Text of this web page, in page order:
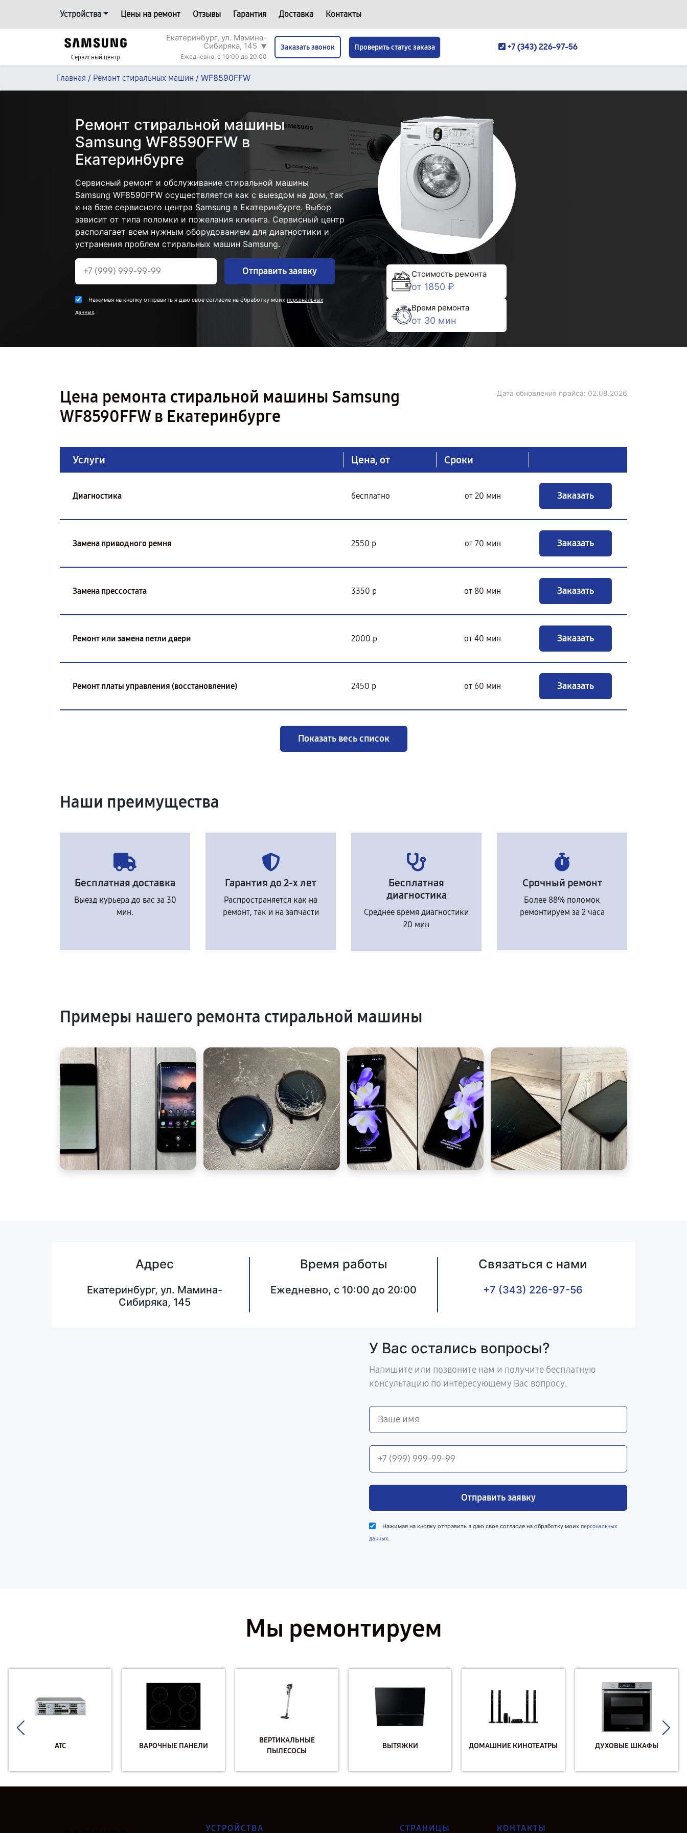
Устройства Цены на ремонт Отзывы Гарантия Доставка Контакты
Сервисный центр
Екатеринбург, ул. Мамина-
Сибиряка, 145 ▼
Ежедневно, с 10:00 до 20:00
Заказать звонок Проверить статус заказа +7 (343) 226-97-56
Главная / Ремонт стиральных машин / WF8590FFW
Ремонт стиральной машины
Samsung WF8590FFW в
Екатеринбурге
Сервисный ремонт и обслуживание стиральной машины
Samsung WF8590FFW осуществляется как с выездом на дом, так
и на базе сервисного центра Samsung в Екатеринбурге. Выбор
зависит от типа поломки и пожелания клиента. Сервисный центр
располагает всем нужным оборудованием для диагностики и
устранения проблем стиральных машин Samsung.
Отправить заявку
Нажимая на кнопку отправить я даю свое согласие на обработку моих персональных
данных.
Стоимость ремонта
от 1850 ₽
Время ремонта
от 30 мин
Цена ремонта стиральной машины Samsung
WF8590FFW в Екатеринбурге
Дата обновления прайса: 02.08.2026
Услуги Цена, от Сроки
Диагностика бесплатно от 20 мин Заказать
Замена приводного ремня 2550 р от 70 мин Заказать
Замена прессостата 3350 р от 80 мин Заказать
Ремонт или замена петли двери 2000 р от 40 мин Заказать
Ремонт платы управления (восстановление) 2450 р от 60 мин Заказать
Показать весь список
Наши преимущества
Бесплатная доставка
Выезд курьера до вас за 30
мин.
Гарантия до 2-х лет
Распространяется как на
ремонт, так и на запчасти
Бесплатная
диагностика
Среднее время диагностики
20 мин
Срочный ремонт
Более 88% поломок
ремонтируем за 2 часа
Примеры нашего ремонта стиральной машины
Адрес
Екатеринбург, ул. Мамина-
Сибиряка, 145
Время работы
Ежедневно, с 10:00 до 20:00
Связаться с нами
+7 (343) 226-97-56
У Вас остались вопросы?
Напишите или позвоните нам и получите бесплатную
консультацию по интересующему Вас вопросу.
Отправить заявку
Нажимая на кнопку отправить я даю свое согласие на обработку моих персональных
данных.
Мы ремонтируем
АТС ВАРОЧНЫЕ ПАНЕЛИ
ВЕРТИКАЛЬНЫЕ
ПЫЛЕСОСЫ
ВЫТЯЖКИ ДОМАШНИЕ КИНОТЕАТРЫ ДУХОВЫЕ ШКАФЫ
УСТРОЙСТВА СТРАНИЦЫ КОНТАКТЫ